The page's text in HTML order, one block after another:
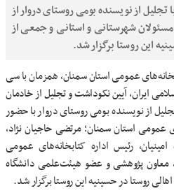
از نویسنده بومی روستای دروار از
شهرستانی و استانی و جمعی از
این روستا برگزار شد.
عمومی استان سمنان، همزمان با سی
ایران، آیین نکوداشت و تجلیل از خادمان
از نویسنده بومی روستای دروار با حضور
عمومی استان سمنان؛ مرتضی حاجیان نژاد،
رئیس اداره کتابخانه‌های عمومی
معاون پژوهشی و عضو هیئت‌علمی دانشگاه
روستا در حسینیه این روستا برگزار شد.